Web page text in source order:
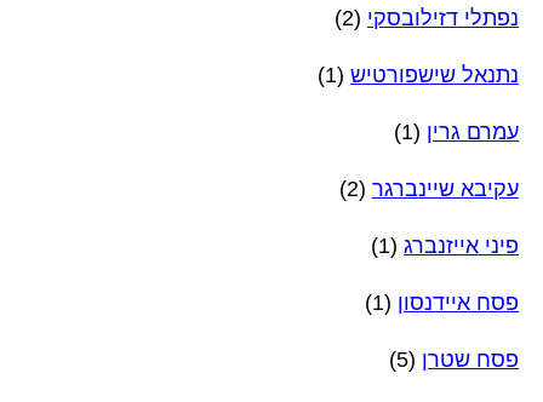
נפתלי דזילובסקי (2)
נתנאל שישפורטיש (1)
עמרם גרין (1)
עקיבא שיינברגר (2)
פיני אייזנברג (1)
פסח איידנסון (1)
פסח שטרן (5)